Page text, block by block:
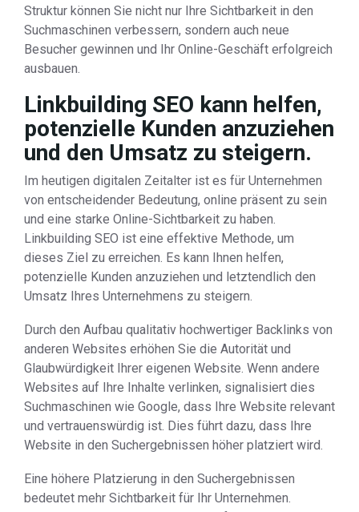
Struktur können Sie nicht nur Ihre Sichtbarkeit in den
Suchmaschinen verbessern, sondern auch neue
Besucher gewinnen und Ihr Online-Geschäft erfolgreich
ausbauen.
Linkbuilding SEO kann helfen,
potenzielle Kunden anzuziehen
und den Umsatz zu steigern.
Im heutigen digitalen Zeitalter ist es für Unternehmen
von entscheidender Bedeutung, online präsent zu sein
und eine starke Online-Sichtbarkeit zu haben.
Linkbuilding SEO ist eine effektive Methode, um
dieses Ziel zu erreichen. Es kann Ihnen helfen,
potenzielle Kunden anzuziehen und letztendlich den
Umsatz Ihres Unternehmens zu steigern.
Durch den Aufbau qualitativ hochwertiger Backlinks von
anderen Websites erhöhen Sie die Autorität und
Glaubwürdigkeit Ihrer eigenen Website. Wenn andere
Websites auf Ihre Inhalte verlinken, signalisiert dies
Suchmaschinen wie Google, dass Ihre Website relevant
und vertrauenswürdig ist. Dies führt dazu, dass Ihre
Website in den Suchergebnissen höher platziert wird.
Eine höhere Platzierung in den Suchergebnissen
bedeutet mehr Sichtbarkeit für Ihr Unternehmen.